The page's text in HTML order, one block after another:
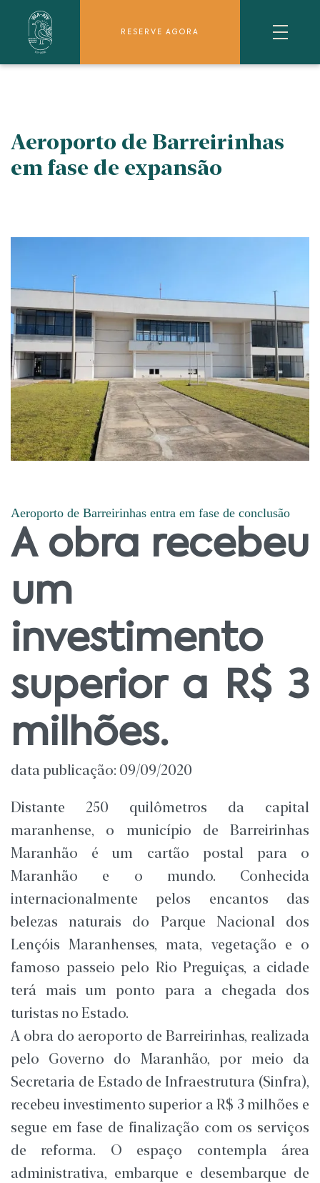
RESERVE AGORA
Aeroporto de Barreirinhas
em fase de expansão
Aeroporto de Barreirinhas entra em fase de conclusão
A obra recebeu
um
investimento
superior a R$ 3
milhões.
data publicação: 09/09/2020
Distante 250 quilômetros da capital
maranhense, o município de Barreirinhas
Maranhão é um cartão postal para o
Maranhão e o mundo. Conhecida
internacionalmente pelos encantos das
belezas naturais do Parque Nacional dos
Lençóis Maranhenses, mata, vegetação e o
famoso passeio pelo Rio Preguiças, a cidade
terá mais um ponto para a chegada dos
turistas no Estado.
A obra do aeroporto de Barreirinhas, realizada
pelo Governo do Maranhão, por meio da
Secretaria de Estado de Infraestrutura (Sinfra),
recebeu investimento superior a R$ 3 milhões e
segue em fase de finalização com os serviços
de reforma. O espaço contempla área
administrativa, embarque e desembarque de